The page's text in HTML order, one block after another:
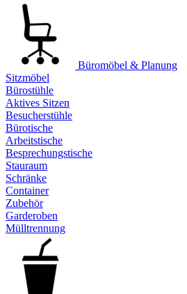
Büromöbel & Planung
Sitzmöbel
Bürostühle
Aktives Sitzen
Besucherstühle
Bürotische
Arbeitstische
Besprechungstische
Stauraum
Schränke
Container
Zubehör
Garderoben
Mülltrennung